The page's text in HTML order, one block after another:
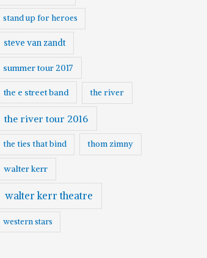
stand up for heroes
steve van zandt
summer tour 2017
the e street band the river
the river tour 2016
the ties that bind thom zimny
walter kerr
walter kerr theatre
western stars